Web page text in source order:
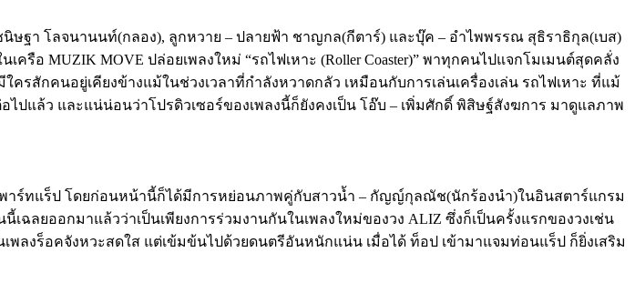
ฐา โลจนานนท์(กลอง), ลูกหวาย – ปลายฟ้า ชาญกล(กีตาร์) และบุ๊ค – อำไพพรรณ สุธิราธิกุล(เบส)
รือ MUZIK MOVE ปล่อยเพลงใหม่ “รถไฟเหาะ (Roller Coaster)” พาทุกคนไปแจกโมเมนต์สุดคลั่ง
สักคนอยู่เคียงข้างแม้ในช่วงเวลาที่กำลังหวาดกลัว เหมือนกับการเล่นเครื่องเล่น รถไฟเหาะ ที่แม้
ปแล้ว และแน่น่อนว่าโปรดิวเซอร์ของเพลงนี้ก็ยังคงเป็น โอ๊บ – เพิ่มศักดิ์ พิสิษฐ์สังฆการ มาดูแลภาพ
าร์ทแร็ป โดยก่อนหน้านี้ก็ได้มีการหย่อนภาพคู่กับสาวน้ำ – กัญญ์กุลณัช(นักร้องนำ)ในอินสตาร์แกรม
ฉลยออกมาแล้วว่าเป็นเพียงการร่วมงานกันในเพลงใหม่ของวง ALIZ ซึ่งก็เป็นครั้งแรกของวงเช่น
พลงร็อคจังหวะสดใส แต่เข้มข้นไปด้วยดนตรีอันหนักแน่น เมื่อได้ ท็อป เข้ามาแจมท่อนแร็ป ก็ยิ่งเสริม